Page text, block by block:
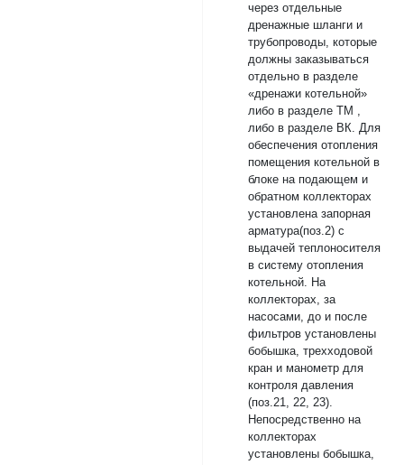
через отдельные
дренажные шланги и
трубопроводы, которые
должны заказываться
отдельно в разделе
«дренажи котельной»
либо в разделе ТМ ,
либо в разделе ВК. Для
обеспечения отопления
помещения котельной в
блоке на подающем и
обратном коллекторах
установлена запорная
арматура(поз.2) с
выдачей теплоносителя
в систему отопления
котельной. На
коллекторах, за
насосами, до и после
фильтров установлены
бобышка, трехходовой
кран и манометр для
контроля давления
(поз.21, 22, 23).
Непосредственно на
коллекторах
установлены бобышка,